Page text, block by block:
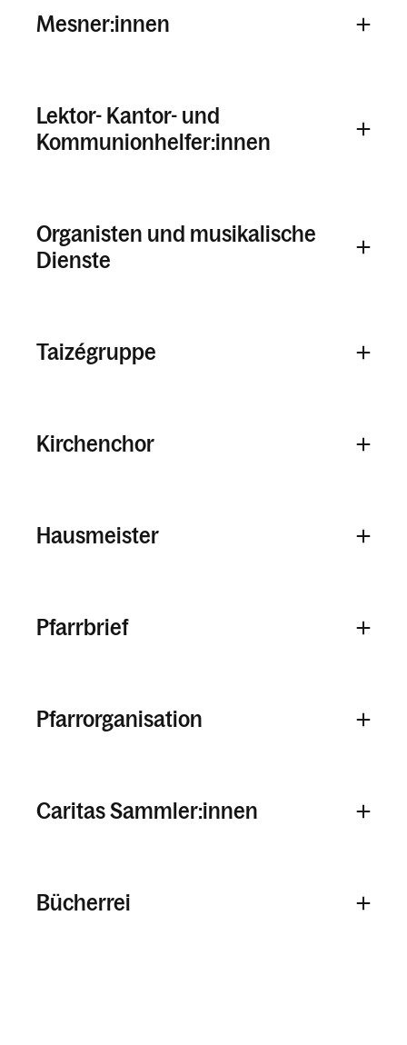
Mesner:innen
Lektor- Kantor- und
Kommunionhelfer:innen
Organisten und musikalische
Dienste
Taizégruppe
Kirchenchor
Hausmeister
Pfarrbrief
Pfarrorganisation
Caritas Sammler:innen
Bücherrei